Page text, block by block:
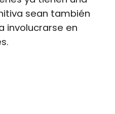
sean también
involucrarse en